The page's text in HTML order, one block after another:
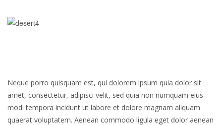
Neque porro quisquam est, qui dolorem ipsum quia dolor sit
amet, consectetur, adipisci velit, sed quia non numquam eius
modi tempora incidunt ut labore et dolore magnam aliquam
quaerat voluptatem. Aenean commodo ligula eget dolor aenean